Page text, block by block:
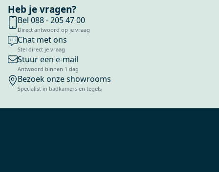
Heb je vragen?
Bel 088 - 205 47 00
Direct antwoord op je vraag
Chat met ons
Stel direct je vraag
Stuur een e-mail
Antwoord binnen 1 dag
Bezoek onze showrooms
Specialist in badkamers en tegels